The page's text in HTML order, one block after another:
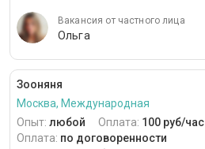
Вакансия от частного лица
Ольга
Зооняня
Москва, Международная
Опыт: любой Оплата: 100 руб/час
Оплата: по договоренности